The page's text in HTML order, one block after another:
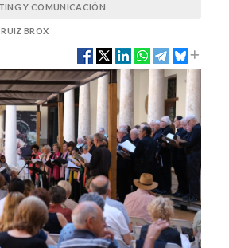
Y COMUNICACIÓN
BROX